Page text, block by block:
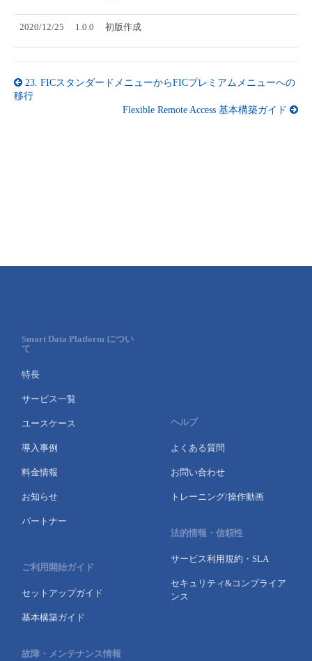
2020/12/25 1.0.0 初版作成
23. FICスタンダードメニューからFICプレミアムメニューへの
移行
Flexible Remote Access 基本構築ガイド
Smart Data Platform につい
て
特長
サービス一覧
ユースケース
導入事例
料金情報
お知らせ
パートナー
ご利用開始ガイド
セットアップガイド
基本構築ガイド
故障・メンテナンス情報
ヘルプ
よくある質問
お問い合わせ
トレーニング/操作動画
法的情報・信頼性
サービス利用規約・SLA
セキュリティ&コンプライア
ンス